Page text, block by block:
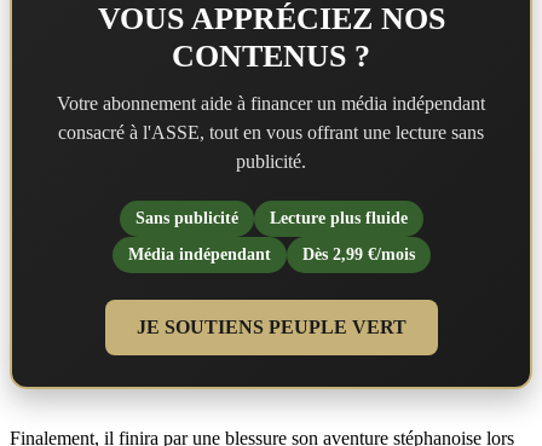
VOUS APPRÉCIEZ NOS
CONTENUS ?
Votre abonnement aide à financer un média indépendant
consacré à l'ASSE, tout en vous offrant une lecture sans
publicité.
Sans publicité
Lecture plus fluide
Média indépendant
Dès 2,99 €/mois
JE SOUTIENS PEUPLE VERT
Finalement, il finira par une blessure son aventure stéphanoise lors